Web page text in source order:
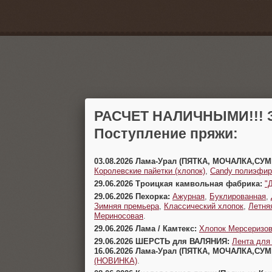
РАСЧЕТ НАЛИЧНЫМИ!!!
Поступление пряжи:
03.08.2026 Лама-Урал (ПЯТКА,
Королевские пайетки (хлопок) Candy
29.06.2026 Троицкая камвольная фабрика:
29.06.2026 Пехорка: Ажурная Буклированная
Зимняя премьера
Классический хлопок
Мериносовая
29.06.2026 Лама / Камтекс: Хлопок
29.06.2026 ШЕРСТЬ для ВАЛЯНИЯ: Лента для
16.06.2026 Лама-Урал (ПЯТКА,
(НОВИНКА)